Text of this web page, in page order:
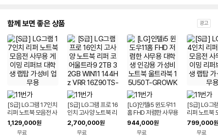
함께 보면 좋은 상품 광고
[S급] LG그램 17인치
리퍼 노트북 모음전 사
무용 게이밍 리퍼브 대
학생 랩탑 가성비 업무
1,129,000원
무료
[S급] LG그램 프로 16
인치 고사양 노트북 리
퍼 코어울트라9 2TB
32GB WIN11 144H
z VRR 16Z90TS-G.
2,700,000원
무료
[LG]인텔i5 윈도우11
홈 FHD 저렴한 사무용
대학생 인강용 가성비
노트북 울트라북 15U
50T-GROWK
944,000원
무료
[S급] LG그
리퍼 노트북
무용 게이밍
학생 랩탑 가
799,000원
무료